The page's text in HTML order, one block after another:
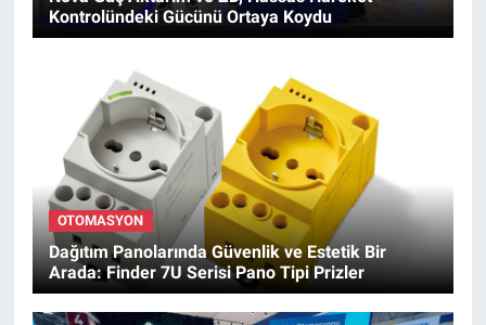
Kontrolündeki Gücünü Ortaya Koydu
OTOMASYON
Dağıtım Panolarında Güvenlik ve Estetik Bir
Arada: Finder 7U Serisi Pano Tipi Prizler